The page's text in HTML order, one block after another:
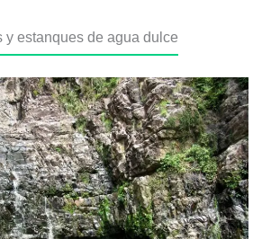
y estanques de agua dulce